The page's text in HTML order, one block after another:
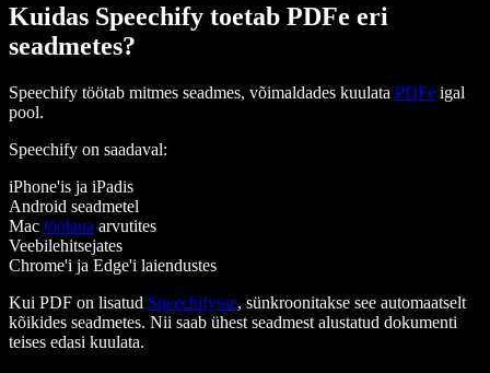
Kuidas Speechify toetab PDFe eri
seadmetes?
Speechify töötab mitmes seadmes, võimaldades kuulata PDFe igal
pool.
Speechify on saadaval:
iPhone'is ja iPadis
Android seadmetel
Mac töölaua arvutites
Veebilehitsejates
Chrome'i ja Edge'i laiendustes
Kui PDF on lisatud Speechifysse, sünkroonitakse see automaatselt
kõikides seadmetes. Nii saab ühest seadmest alustatud dokumenti
teises edasi kuulata.